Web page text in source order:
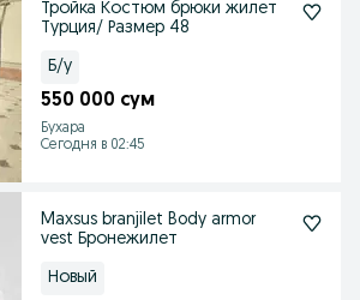
Тройка Костюм брюки жилет
Турция/ Размер 48
Б/у
550 000 сум
Бухара
Сегодня в 02:45
Maxsus branjilet Body armor
vest Бронежилет
Новый